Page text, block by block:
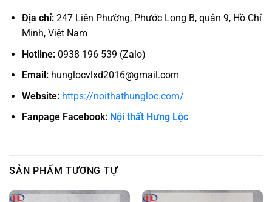
Địa chỉ:247 Liên Phường, Phước Long B, quận 9, Hồ Chí
Minh, Việt Nam
Hotline:0938 196 539 (Zalo)
Email:hunglocvlxd2016@gmail.com
Website: https://noithathungloc.com/
Fanpage Facebook: Nội thất Hưng Lộc
SẢN PHẨM TƯƠNG TỰ